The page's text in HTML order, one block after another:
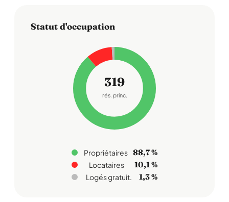
Statut d'occupation
319
rés. princ.
Propriétaires 88,7 %
Locataires 10,1 %
Logés gratuit. 1,3 %